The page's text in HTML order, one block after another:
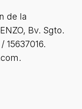
de la
Bv. Sgto.
15637016.